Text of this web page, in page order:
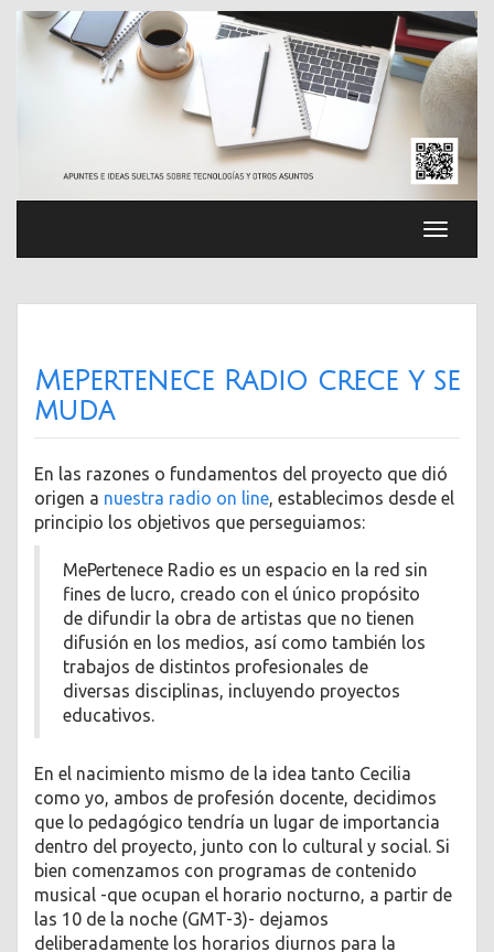
Saltar
contenido
MePertenece Radio crece y se
muda
En las razones o fundamentos del proyecto que dió
origen a nuestra radio on line, establecimos desde el
principio los objetivos que perseguiamos:
MePertenece Radio es un espacio en la red sin
fines de lucro, creado con el único propósito
de difundir la obra de artistas que no tienen
difusión en los medios, así como también los
trabajos de distintos profesionales de
diversas disciplinas, incluyendo proyectos
educativos.
En el nacimiento mismo de la idea tanto Cecilia
como yo, ambos de profesión docente, decidimos
que lo pedagógico tendría un lugar de importancia
dentro del proyecto, junto con lo cultural y social. Si
bien comenzamos con programas de contenido
musical -que ocupan el horario nocturno, a partir de
las 10 de la noche (GMT-3)- dejamos
deliberadamente los horarios diurnos para la